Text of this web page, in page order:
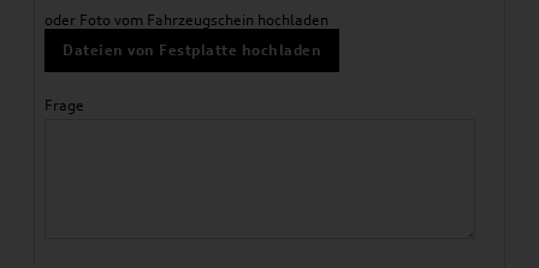
oder Foto vom Fahrzeugschein hochladen
Dateien von Festplatte hochladen
Frage